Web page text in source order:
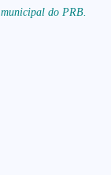
municipal do PRB.